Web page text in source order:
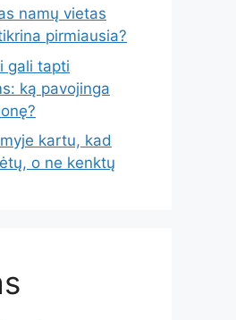
namų vietas
pirmiausia?
gali tapti
ką pavojinga
kartu, kad
o ne kenktų